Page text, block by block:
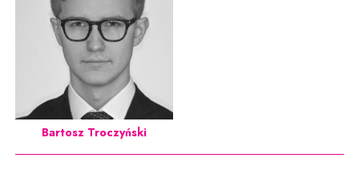
Bartosz Troczyński